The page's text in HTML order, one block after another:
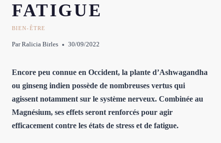
FATIGUE
BIEN-ÊTRE
Par Ralicia Birles 30/09/2022
Encore peu connue en Occident, la plante d’Ashwagandha
ou ginseng indien possède de nombreuses vertus qui
agissent notamment sur le système nerveux. Combinée au
Magnésium, ses effets seront renforcés pour agir
efficacement contre les états de stress et de fatigue.